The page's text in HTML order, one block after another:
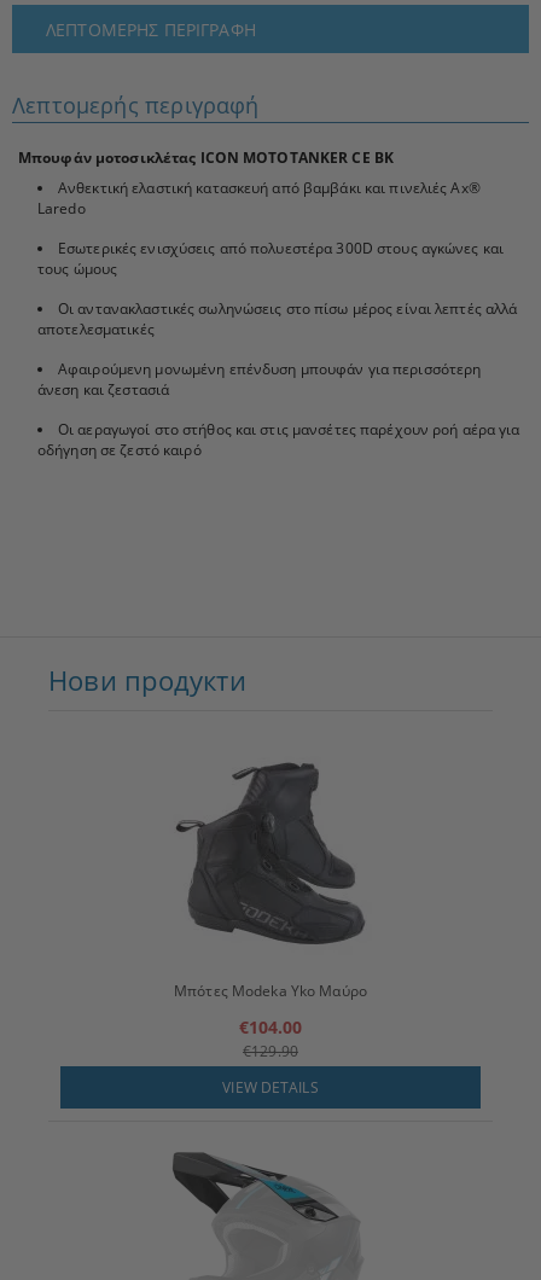
ΛΕΠΤΟΜΕΡΉΣ ΠΕΡΙΓΡΑΦΉ
Λεπτομερής περιγραφή
Μπουφάν μοτοσικλέτας ICON MOTOTANKER CE BK
Ανθεκτική ελαστική κατασκευή από βαμβάκι και πινελιές Ax®
Laredo
Εσωτερικές ενισχύσεις από πολυεστέρα 300D στους αγκώνες και
τους ώμους
Οι αντανακλαστικές σωληνώσεις στο πίσω μέρος είναι λεπτές αλλά
αποτελεσματικές
Αφαιρούμενη μονωμένη επένδυση μπουφάν για περισσότερη
άνεση και ζεστασιά
Οι αεραγωγοί στο στήθος και στις μανσέτες παρέχουν ροή αέρα για
οδήγηση σε ζεστό καιρό
Нови продукти
Μπότες Modeka Yko Μαύρο
€104.00
€129.90
VIEW DETAILS